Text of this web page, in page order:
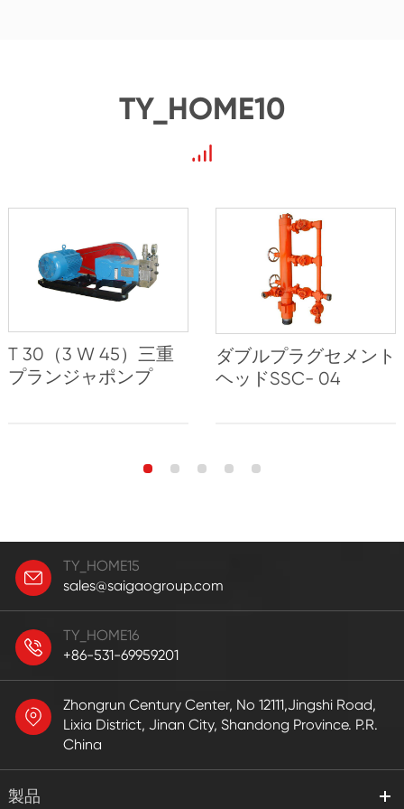
TY_HOME10
T 30（3 W 45）三重
プランジャポンプ
ダブルプラグセメント
ヘッドSSC- 04
TY_HOME15
sales@saigaogroup.com
TY_HOME16
+86-531-69959201
Zhongrun Century Center, No 12111,Jingshi Road,
Lixia District, Jinan City, Shandong Province. P.R.
China
製品